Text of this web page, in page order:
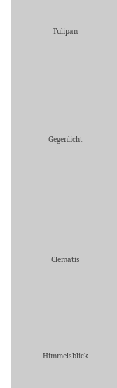
Tulipan
Gegenlicht
Clematis
Himmelsblick